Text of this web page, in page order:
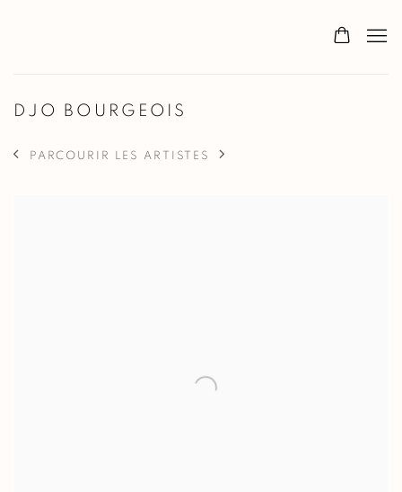
DJO BOURGEOIS
PARCOURIR LES ARTISTES